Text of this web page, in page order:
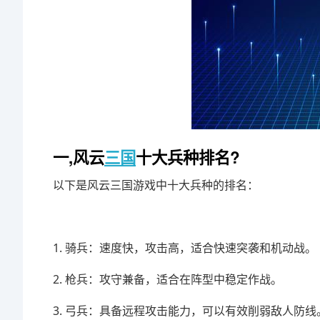
一,风云三国十大兵种排名?
以下是风云三国游戏中十大兵种的排名：
1. 骑兵：速度快，攻击高，适合快速突袭和机动战。
2. 枪兵：攻守兼备，适合在阵型中稳定作战。
3. 弓兵：具备远程攻击能力，可以有效削弱敌人防线